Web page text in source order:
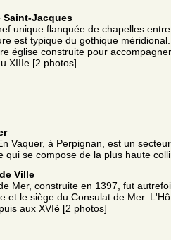
Saint-Jacques
unique flanquée de chapelles
est typique du gothique
église construite pour
XIIIe [2 photos]
Vaquer, à Perpignan, est un
qui se compose de la plus haute
Ville
Mer, construite en 1397, fut
et le siège du Consulat de Mer.
aux XVIè [2 photos]